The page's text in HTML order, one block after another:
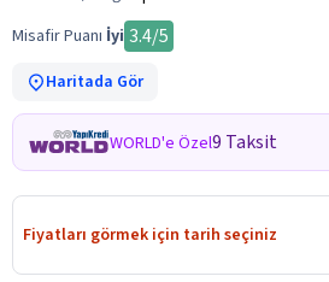
Misafir Puanı İyi 3.4/5
Haritada Gör
WORLD'e Özel9 Taksit
Fiyatları görmek için tarih seçiniz